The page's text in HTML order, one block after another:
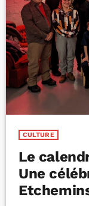
CULTURE
Le
Une